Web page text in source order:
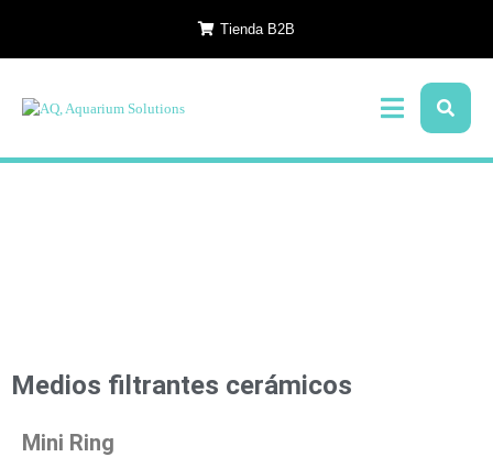
Tienda B2B
Medios filtrantes cerámicos
Mini Ring